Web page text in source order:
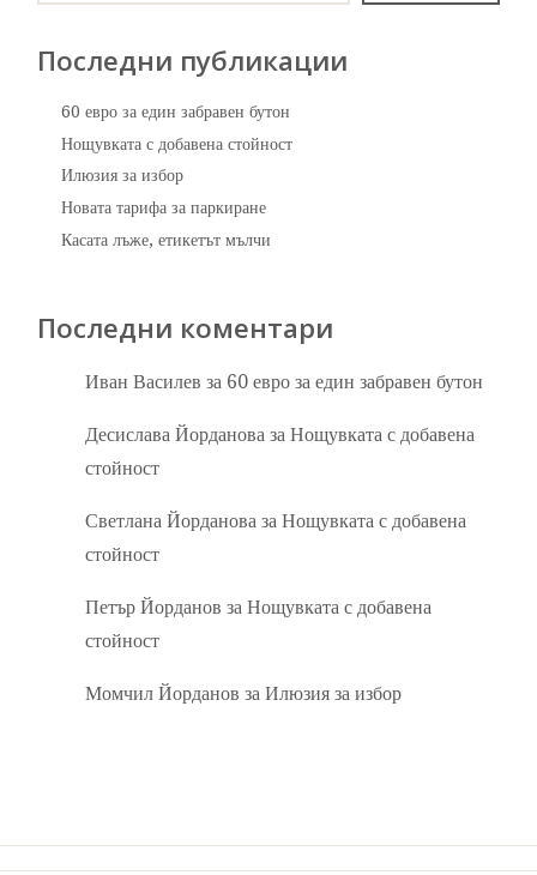
Последни публикации
60 евро за един забравен бутон
Нощувката с добавена стойност
Илюзия за избор
Новата тарифа за паркиране
Касата лъже, етикетът мълчи
Последни коментари
Иван Василев за 60 евро за един забравен бутон
Десислава Йорданова заНощувката с добавена
стойност
Светлана Йорданова заНощувката с добавена
стойност
Петър Йорданов заНощувката с добавена
стойност
Момчил Йорданов заИлюзия за избор